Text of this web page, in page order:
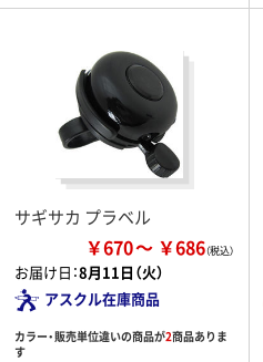
サギサカ プラベル
￥670 ￥686
お届け日：8月11日（火）
アスクル在庫商品
カラー・販売単位違いの商品が2商品ありま
す